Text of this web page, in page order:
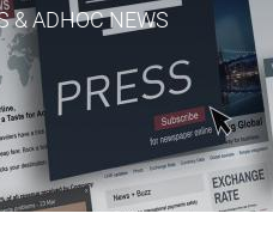
& ADHOC NEWS